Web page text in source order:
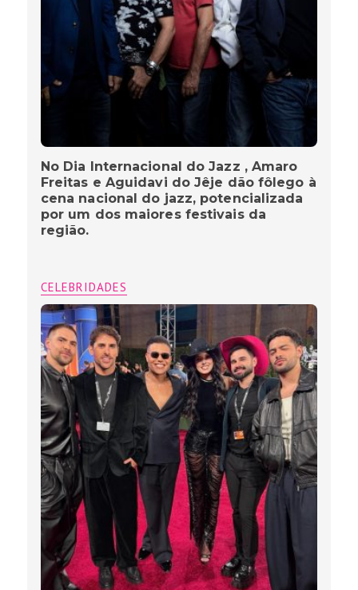
No Dia Internacional do Jazz , Amaro
Freitas e Aguidavi do Jêje dão fôlego à
cena nacional do jazz, potencializada
por um dos maiores festivais da
região.
CELEBRIDADES